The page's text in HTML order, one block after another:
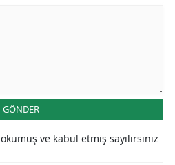
GÖNDER
okumuş ve kabul etmiş sayılırsınız